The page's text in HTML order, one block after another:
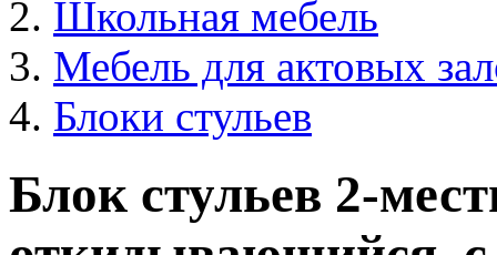
Школьная мебель
Мебель для актовых
Блоки стульев
Блок стульев 2-